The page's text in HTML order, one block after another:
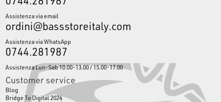
Assistenza via email
ordini@bassstoreitaly.com
Assistenza via WhatsApp
0744.281987
Assistenza Lun-Sab 10.00-13.00 / 15.00-17.00
Customer service
Blog
Bridge To Digital 2024